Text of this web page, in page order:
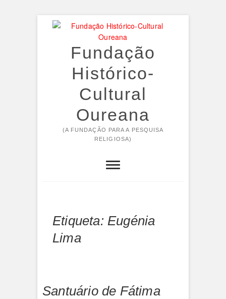
Fundação
Histórico-
Cultural
Oureana
(A FUNDAÇÃO PARA A PESQUISA
RELIGIOSA)
Etiqueta: Eugénia
Lima
Santuário de Fátima